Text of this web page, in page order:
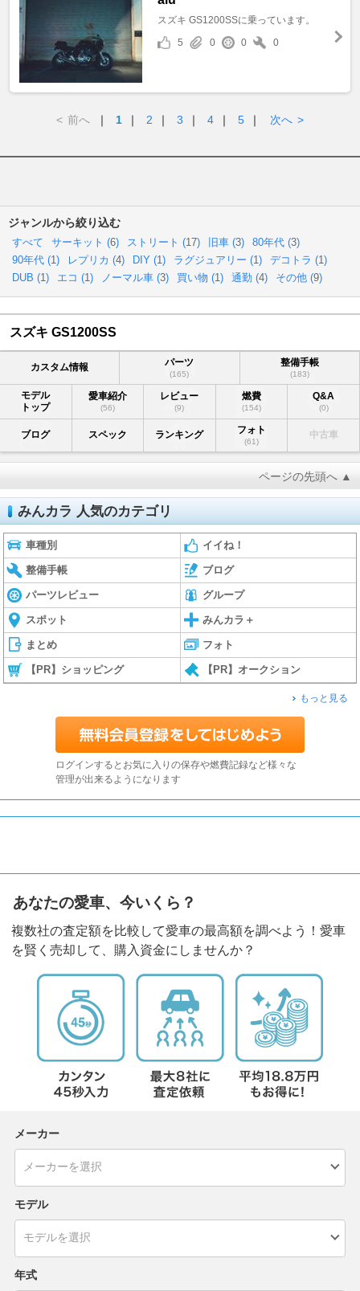
スズキ GS1200SSに乗っています。
5
0 0 0
< 前へ ｜ 1 ｜ 2 ｜ 3 ｜ 4 ｜ 5 ｜ 次へ >
ジャンルから絞り込む
すべて サーキット (6) ストリート (17) 旧車 (3) 80年代 (3)
90年代 (1 ) レプリカ (4) DIY (1 ) ラグジュアリー (1 ) デコトラ (1 )
DUB (1 ) エコ (1 ) ノーマル車 (3) 買い物 (1 ) 通勤 (4) その他 (9)
スズキ GS1200SS
カスタム情報 パーツ
(165)
整備手帳
(183)
モデル
トップ
愛車紹介
(56)
レビュー
(9)
燃費
(154)
Q&A
(0)
ブログ スペック ランキング フォト
(61)
中古車
ページの先頭へ ▲
みんカラ 人気のカテゴリ
車種別 イイね！
整備手帳 ブログ
パーツレビュー グループ
スポット みんカラ＋
まとめ フォト
【PR】ショッピング 【PR】オークション
もっと見る
ログインするとお気に入りの保存や燃費記録など様々な
管理が出来るようになります
あなたの愛車、今いくら？
複数社の査定額を比較して愛車の最高額を調べよう！愛車
を賢く売却して、購入資金にしませんか？
メーカー
モデル
年式